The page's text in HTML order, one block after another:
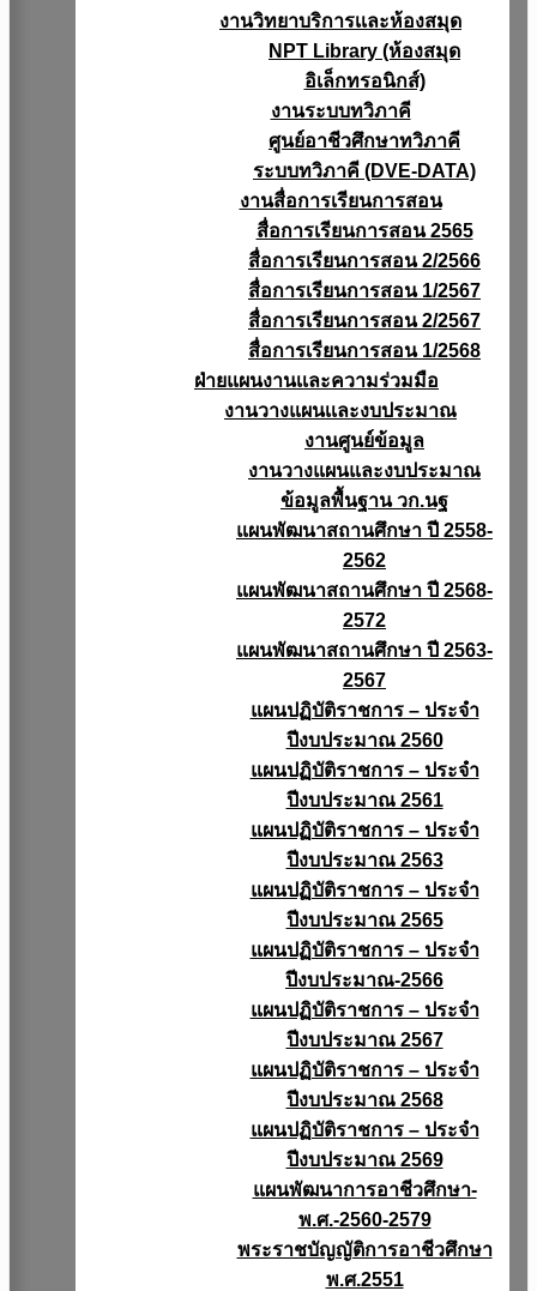
งานวิทยาบริการเเละห้องสมุด
NPT Library (ห้องสมุด
อิเล็กทรอนิกส์)
งานระบบทวิภาคี
ศูนย์อาชีวศึกษาทวิภาคี
ระบบทวิภาคี (DVE-DATA)
งานสื่อการเรียนการสอน
สื่อการเรียนการสอน 2565
สื่อการเรียนการสอน 2/2566
สื่อการเรียนการสอน 1/2567
สื่อการเรียนการสอน 2/2567
สื่อการเรียนการสอน 1/2568
ฝ่ายแผนงานเเละความร่วมมือ
งานวางแผนเเละงบประมาณ
งานศูนย์ข้อมูล
งานวางแผนและงบประมาณ
ข้อมูลพื้นฐาน วก.นฐ
แผนพัฒนาสถานศึกษา ปี 2558-
2562
แผนพัฒนาสถานศึกษา ปี 2568-
2572
แผนพัฒนาสถานศึกษา ปี 2563-
2567
แผนปฏิบัติราชการ – ประจำ
ปีงบประมาณ 2560
แผนปฏิบัติราชการ – ประจำ
ปีงบประมาณ 2561
แผนปฏิบัติราชการ – ประจำ
ปีงบประมาณ 2563
แผนปฏิบัติราชการ – ประจำ
ปีงบประมาณ 2565
แผนปฏิบัติราชการ – ประจำ
ปีงบประมาณ-2566
แผนปฏิบัติราชการ – ประจำ
ปีงบประมาณ 2567
แผนปฏิบัติราชการ – ประจำ
ปีงบประมาณ 2568
แผนปฏิบัติราชการ – ประจำ
ปีงบประมาณ 2569
แผนพัฒนาการอาชีวศึกษา-
พ.ศ.-2560-2579
พระราชบัญญัติการอาชีวศึกษา
พ.ศ.2551